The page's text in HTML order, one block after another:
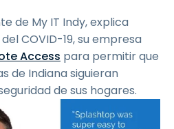
de My IT Indy, explica
COVID-19, su empresa
Access para permitir que
de Indiana siguieran
de sus hogares.